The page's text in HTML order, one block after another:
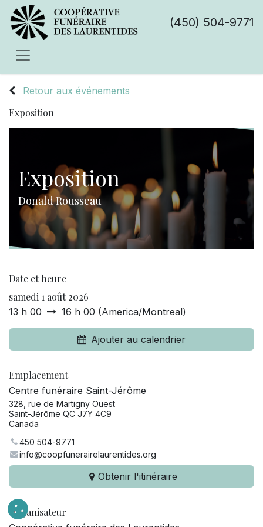
(450) 504-9771
Retour aux événements
Exposition
Exposition
Donald Rousseau
Date et heure
samedi 1 août 2026
13 h 00 16 h 00 (America/Montreal)
Ajouter au calendrier
Emplacement
Centre funéraire Saint-Jérôme
328, rue de Martigny Ouest
Saint-Jérôme QC J7Y 4C9
Canada
450 504-9771
info@coopfunerairelaurentides.org
Obtenir l'itinéraire
Organisateur